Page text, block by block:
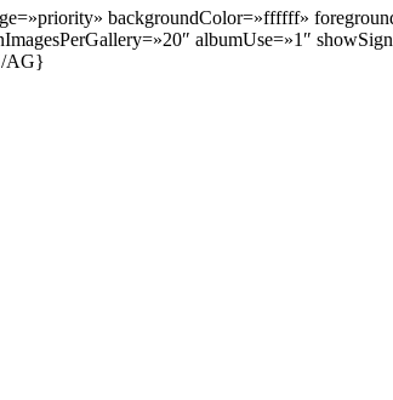
backgroundColor=»ffffff»
albumUse=»1″
AG}